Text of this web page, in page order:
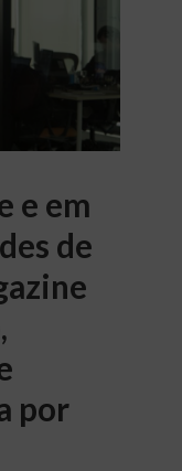
e em
de
por